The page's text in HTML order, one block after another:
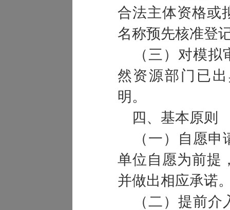
合法主体资格或
名称预先核准登
（三）对模拟
然资源部门已
明。
四、基本原则
（一）自愿申
单位自愿为前提
并做出相应承诺
（二）提前介